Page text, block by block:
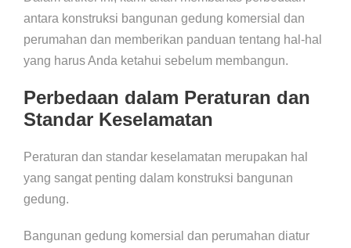
antara konstruksi bangunan gedung komersial dan
perumahan dan memberikan panduan tentang hal-hal
yang harus Anda ketahui sebelum membangun.
Perbedaan dalam Peraturan dan
Standar Keselamatan
Peraturan dan standar keselamatan merupakan hal
yang sangat penting dalam konstruksi bangunan
gedung.
Bangunan gedung komersial dan perumahan diatur